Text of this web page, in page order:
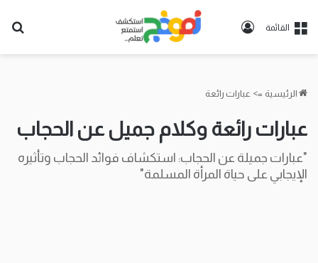
القائمة
تسجيل
الرئيسية => عبارات رائعة
عبارات رائعة وكلام جميل عن الحجاب
"عبارات جميلة عن الحجاب: استكشاف فوائد الحجاب وتأثيره
الإيجابي على حياة المرأة المسلمة"